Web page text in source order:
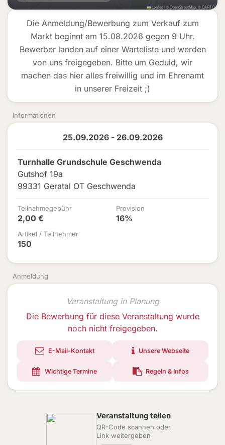
Die Anmeldung/Bewerbung zum Verkauf zum
Markt beginnt am 15.08.2026 gegen 9 Uhr.
Bewerber landen auf einer Warteliste und werden
von uns freigegeben. Bitte um Geduld, wir
machen das hier alles freiwillig und im Ehrenamt
in unserer Freizeit ;)
Informationen
Anmeldung
25.09.2026 - 26.09.2026
Turnhalle Grundschule Geschwenda
Gutshof 19a
99331 Geratal OT Geschwenda
Teilnahmegebühr
2,00 €
Provision
16%
Artikel / Teilnehmer
150
Veranstaltung in Planung
Die Bewerbung für diese Veranstaltung wurde
noch nicht freigegeben.
E-Mail-Kontakt Unsere Webseite
Wichtige Termine Regeln & Infos
Leaflet|©OpenStreetMap , ©CARTO
Veranstaltung teilen
QR-Code scannen oder
Link weitergeben